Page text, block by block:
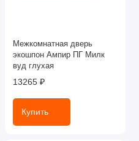
Межкомнатная дверь
экошпон Ампир ПГ Милк
вуд глухая
13265 ₽
Купить